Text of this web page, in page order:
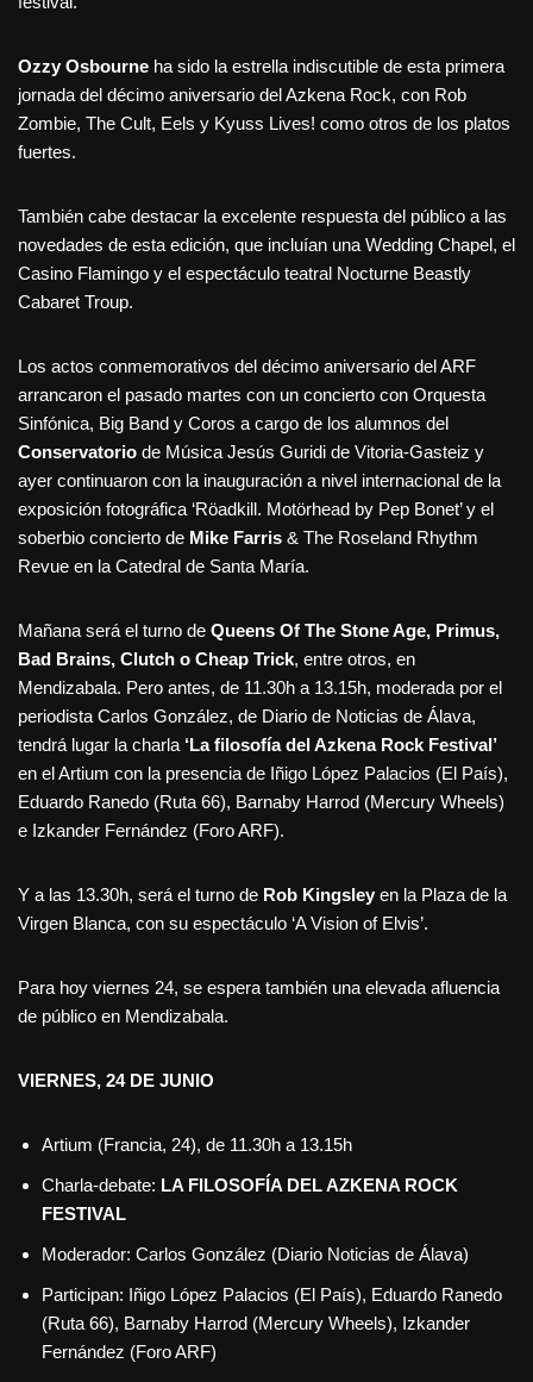
Ozzy Osbourne ha sido la estrella indiscutible de esta primera
jornada del décimo aniversario del Azkena Rock, con Rob
Zombie, The Cult, Eels y Kyuss Lives! como otros de los platos
fuertes.
También cabe destacar la excelente respuesta del público a las
novedades de esta edición, que incluían una Wedding Chapel, el
Casino Flamingo y el espectáculo teatral Nocturne Beastly
Cabaret Troup.
Los actos conmemorativos del décimo aniversario del ARF
arrancaron el pasado martes con un concierto con Orquesta
Sinfónica, Big Band y Coros a cargo de los alumnos del
Conservatorio de Música Jesús Guridi de Vitoria-Gasteiz y
ayer continuaron con la inauguración a nivel internacional de la
exposición fotográfica ‘Röadkill. Motörhead by Pep Bonet’ y el
soberbio concierto de Mike Farris & The Roseland Rhythm
Revue en la Catedral de Santa María.
Mañana será el turno de Queens Of The Stone Age, Primus,
Bad Brains, Clutch o Cheap Trick, entre otros, en
Mendizabala. Pero antes, de 11.30h a 13.15h, moderada por el
periodista Carlos González, de Diario de Noticias de Álava,
tendrá lugar la charla ‘La filosofía del Azkena Rock Festival’
en el Artium con la presencia de Iñigo López Palacios (El País),
Eduardo Ranedo (Ruta 66), Barnaby Harrod (Mercury Wheels)
e Izkander Fernández (Foro ARF).
Y a las 13.30h, será el turno de Rob Kingsley en la Plaza de la
Virgen Blanca, con su espectáculo ‘A Vision of Elvis’.
Para hoy viernes 24, se espera también una elevada afluencia
de público en Mendizabala.
VIERNES, 24 DE JUNIO
Artium (Francia, 24), de 11.30h a 13.15h
Charla-debate: LA FILOSOFÍA DELAZKENA ROCK
FESTIVAL
Moderador: Carlos González (Diario Noticias de Álava)
Participan: Iñigo López Palacios (El País), Eduardo Ranedo
(Ruta 66), Barnaby Harrod (Mercury Wheels), Izkander
Fernández (Foro ARF)